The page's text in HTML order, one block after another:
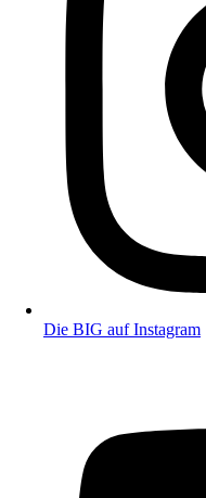
Die BIG auf Instagram